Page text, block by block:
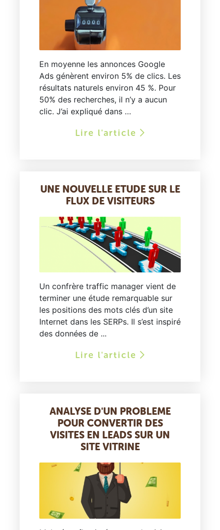
En moyenne les annonces Google
Ads génèrent environ 5% de clics. Les
résultats naturels environ 45 %. Pour
50% des recherches, il n’y a aucun
clic. J’ai expliqué dans …
Lire l'article
UNE NOUVELLE ETUDE SUR LE
FLUX DE VISITEURS
Un confrère traffic manager vient de
terminer une étude remarquable sur
les positions des mots clés d’un site
Internet dans les SERPs. Il s’est inspiré
des données de ...
Lire l'article
ANALYSE D'UN PROBLEME
POUR CONVERTIR DES
VISITES EN LEADS SUR UN
SITE VITRINE